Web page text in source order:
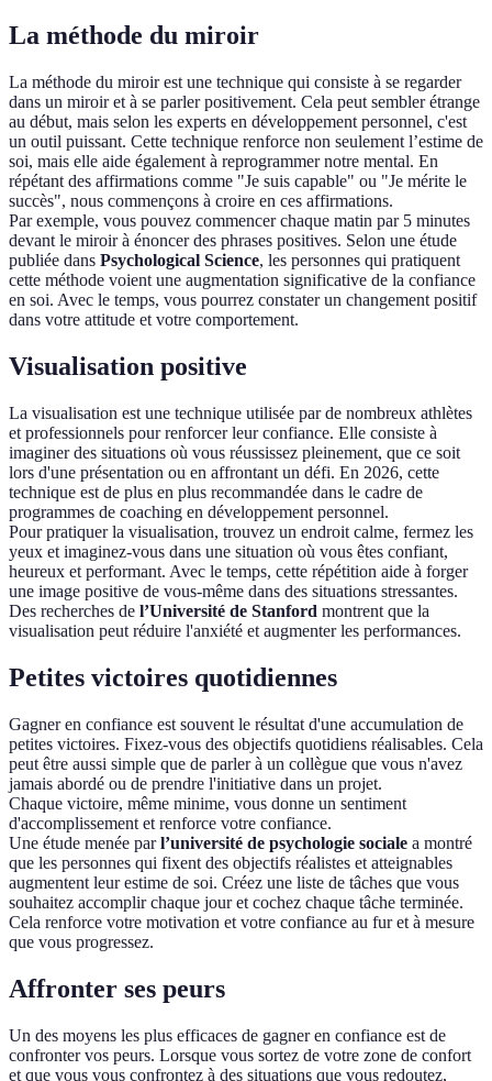
La méthode du miroir
La méthode du miroir est une technique qui consiste à se regarder
dans un miroir et à se parler positivement. Cela peut sembler étrange
au début, mais selon les experts en développement personnel, c'est
un outil puissant. Cette technique renforce non seulement l’estime de
soi, mais elle aide également à reprogrammer notre mental. En
répétant des affirmations comme "Je suis capable" ou "Je mérite le
succès", nous commençons à croire en ces affirmations.
Par exemple, vous pouvez commencer chaque matin par 5 minutes
devant le miroir à énoncer des phrases positives. Selon une étude
publiée dans Psychological Science, les personnes qui pratiquent
cette méthode voient une augmentation significative de la confiance
en soi. Avec le temps, vous pourrez constater un changement positif
dans votre attitude et votre comportement.
Visualisation positive
La visualisation est une technique utilisée par de nombreux athlètes
et professionnels pour renforcer leur confiance. Elle consiste à
imaginer des situations où vous réussissez pleinement, que ce soit
lors d'une présentation ou en affrontant un défi. En 2026, cette
technique est de plus en plus recommandée dans le cadre de
programmes de coaching en développement personnel.
Pour pratiquer la visualisation, trouvez un endroit calme, fermez les
yeux et imaginez-vous dans une situation où vous êtes confiant,
heureux et performant. Avec le temps, cette répétition aide à forger
une image positive de vous-même dans des situations stressantes.
Des recherches de l’Université de Stanford montrent que la
visualisation peut réduire l'anxiété et augmenter les performances.
Petites victoires quotidiennes
Gagner en confiance est souvent le résultat d'une accumulation de
petites victoires. Fixez-vous des objectifs quotidiens réalisables. Cela
peut être aussi simple que de parler à un collègue que vous n'avez
jamais abordé ou de prendre l'initiative dans un projet.
Chaque victoire, même minime, vous donne un sentiment
d'accomplissement et renforce votre confiance.
Une étude menée parl’université de psychologie sociale a montré
que les personnes qui fixent des objectifs réalistes et atteignables
augmentent leur estime de soi. Créez une liste de tâches que vous
souhaitez accomplir chaque jour et cochez chaque tâche terminée.
Cela renforce votre motivation et votre confiance au fur et à mesure
que vous progressez.
Affronter ses peurs
Un des moyens les plus efficaces de gagner en confiance est de
confronter vos peurs. Lorsque vous sortez de votre zone de confort
et que vous vous confrontez à des situations que vous redoutez,